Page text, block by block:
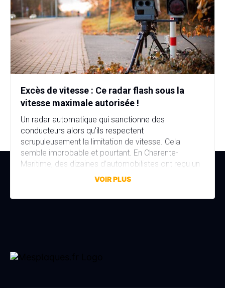
Excès de vitesse : Ce radar flash sous la
vitesse maximale autorisée !
Un radar automatique qui sanctionne des
conducteurs alors qu’ils respectent
scrupuleusement la limitation de vitesse. Cela
semble improbable et pourtant. En Charente-
Maritime, des dizaines d’automobilistes ont reçu un
avis de contravention alors qu’ils n’avaient commis
discrète mais aux conséquences bien réelles. Une
VOIR PLUS